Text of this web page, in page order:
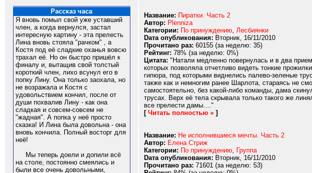
Рассказ часа
Я вновь помыл свой уже уставший
член, а когда вернулся, застал
интересную картину - эта прелесть
Лина вновь стояла "рачком" , а
Костя под её сладкие оханья вовсю
трахал её. Но он быстро пришёл к
финалу и, вытащив свой толстый
короткий член, лихо всунул его в
попку Лину. Она только заохала, но
не возражала и Костя с
удовольствием кончил, после от
души похвалив Лину - как она
сладкая и совсем-совсем не
"жадная". А попка у неё просто
сказка! И Лина была довольна - она
вновь кончила. Полный восторг для
неё!
Мы теперь доели и допили всё
на столе, постоянно смеялись и
были все очень довольными,
Название: Пиратки. Часть 2
Автор: Plenniza
Категории: По принуждению, Лесбиянки
Dата опубликования: Вторник, 16/11/2010
Прочитано раз: 60155 (за неделю: 35)
Рейтинг: 78% (за неделю: 0%)
Цитата: "Натали медленно повернулась и в два
которых позволяла отчетливо видеть тонкие
гипюра, под которыми виднелись палево-зеленые
также как и немногим ранее Шарлота, стараясь не
самостоятельно, без какой-либо команды, дама
трусах. Верх её тела скрывала только такого же
все прелести дамы...."
[ Читать полностью » ]
Название: Не исполнившиеся мечты. Часть 2
Автор: Елена Стриж
Категории: По принуждению, Группа
Dата опубликования: Вторник, 16/11/2010
Прочитано раз: 71601 (за неделю: 53)